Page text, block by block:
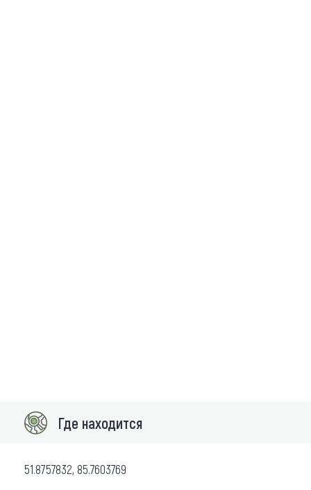
Где находится
51.8757832, 85.7603769